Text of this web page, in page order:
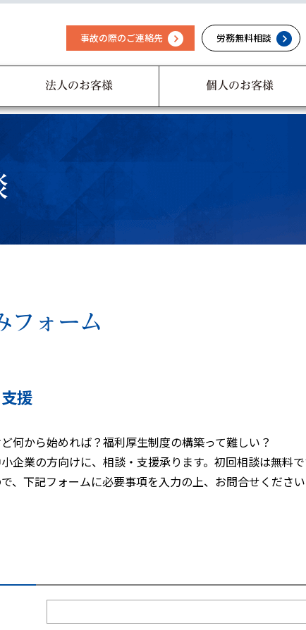
事故の際のご連絡先 労務無料相談
法人のお客様 個人のお客様
フォーム
援
何から始めれば？福利厚生制度の構築って難しい？
企業の方向けに、相談・支援承ります。初回相談は無料で
、下記フォームに必要事項を入力の上、お問合せください